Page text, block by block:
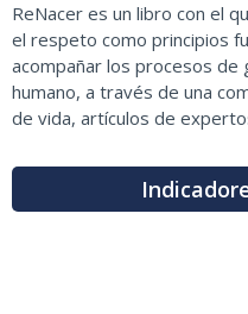
ReNacer es un libro con el
el respeto como principios
acompañar los procesos
humano, a través de una
de vida, artículos de